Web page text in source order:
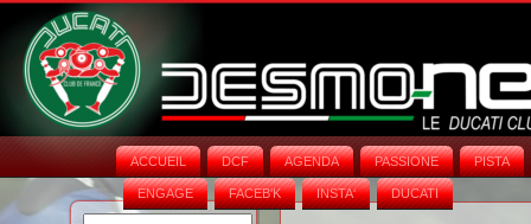
ACCUEIL DCF AGENDA PASSIONE PISTA
ENGAGE FACEB'K INSTA‘ DUCATI